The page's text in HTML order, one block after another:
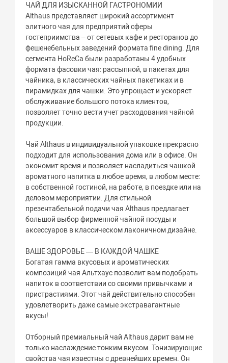
ЧАЙ ДЛЯ ИЗЫСКАННОЙ ГАСТРОНОМИИ
Althaus представляет широкий ассортимент
элитного чая для предприятий сферы
гостеприимства – от сетевых кафе и ресторанов до
фешенебельных заведений формата fine dining. Для
сегмента HoReCa были разработаны 4 удобных
формата фасовки чая: рассыпной, в пакетах для
чайника, в классических чайных пакетиках и в
пирамидках для чашки. Это упрощает и ускоряет
обслуживание большого потока клиентов,
позволяет точно вести учет расходования чайной
продукции.
Чай Althaus в индивидуальной упаковке прекрасно
подходит для использования дома или в офисе. Он
экономит время и позволяет насладиться чашкой
ароматного напитка в любое время, в любом месте:
в собственной гостиной, на работе, в поездке или на
деловом мероприятии. Для стильной
презентабельной подачи чая Althaus предлагает
большой выбор фирменной чайной посуды и
аксессуаров в классическом лаконичном дизайне.
ВАШЕ ЗДОРОВЬЕ — В КАЖДОЙ ЧАШКЕ
Богатая гамма вкусовых и ароматических
композиций чая Альтхаус позволит вам подобрать
напиток в соответствии со своими привычками и
пристрастиями. Этот чай действительно способен
удовлетворить даже самые экстравагантные
вкусы!
Отборный премиальный чай Althaus дарит вам не
только наслаждение тонким вкусом. Тонизирующие
свойства чая известны с древнейших времен. Он